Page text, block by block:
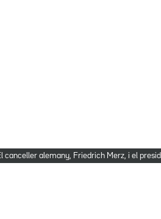
canceller alemany, Friedrich Merz, i el